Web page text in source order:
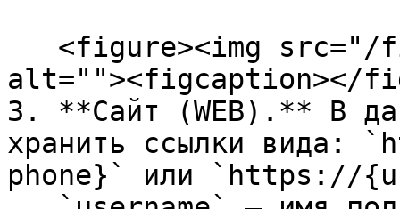
alt=""><figcaption></
3. **Сайт (WEB).** В
хранить ссылки вида:
phone}` или `https://